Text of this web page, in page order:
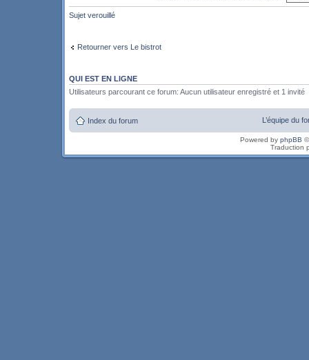
Sujet verouillé
Retourner vers Le bistrot
QUI EST EN LIGNE
Utilisateurs parcourant ce forum: Aucun utilisateur enregistré et 1 invité
Index du forum L’équipe du
Powered by phpBB
Traduction